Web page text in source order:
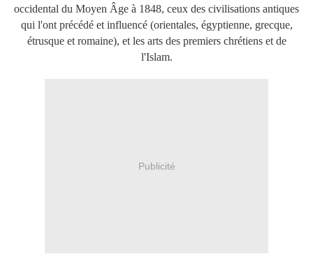
occidental du Moyen Âge à 1848, ceux des civilisations antiques
qui l'ont précédé et influencé (orientales, égyptienne, grecque,
étrusque et romaine), et les arts des premiers chrétiens et de
l'Islam.
Publicité